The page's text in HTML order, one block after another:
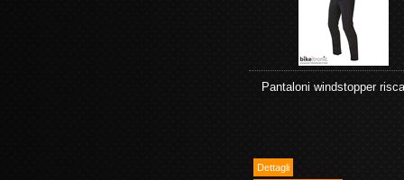
Pantaloni windstopper